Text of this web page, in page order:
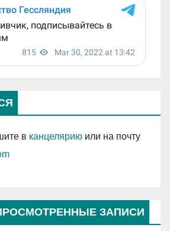
в канцелярию или на почту
ЗАПИСИ